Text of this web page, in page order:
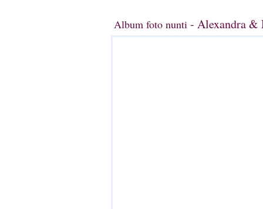
Album foto nunti - Alexandra &